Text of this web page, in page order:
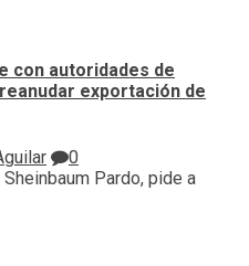
con autoridades de
exportación de
0
Pardo, pide a